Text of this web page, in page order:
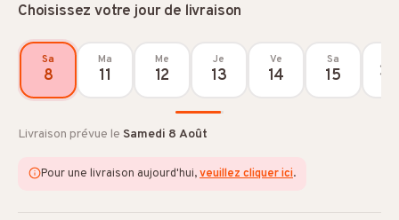
Choisissez votre jour de livraison
Sa
8
Ma
11
Me
12
Je
13
Ve
14
Sa
15
Livraison prévue le Samedi 8 Août
Pour une livraison aujourd'hui,veuillez cliquer ici.